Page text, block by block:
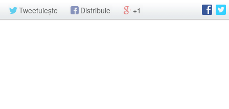
Tweetuiește Distribuie +1